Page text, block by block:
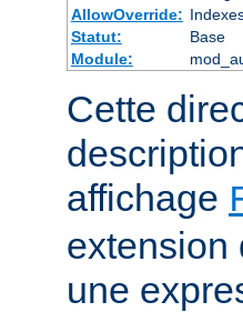
AllowOverride:
Statut:
Base
Module:
Cette
affichage
extension
une